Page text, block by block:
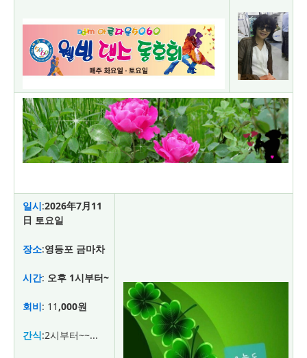
일시:2026年7月11
日 토요일
장소:영등포 금마차
시간: 오후 1시부터~
회비: 11,000원
간식:2시부터~~...